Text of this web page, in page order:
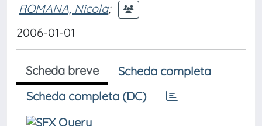
ROMANA, Nicola;
2006-01-01
Scheda breve
Scheda completa
Scheda completa (DC)